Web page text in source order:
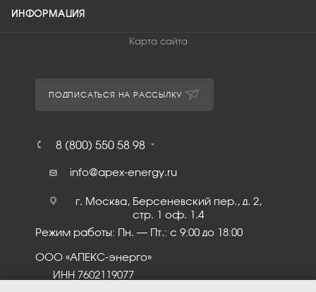
ИНФОРМАЦИЯ
Карта сайта
ПОДПИСАТЬСЯ НА РАССЫЛКУ
8 (800) 550 58 98
info@apex-energy.ru
г. Москва, Берсеневский пер., д. 2,
стр. 1 оф. 1.4
Режим работы: Пн. – Пт.: с 9:00 до 18:00
ООО «АПЕКС-энерго»
ИНН 7602119077